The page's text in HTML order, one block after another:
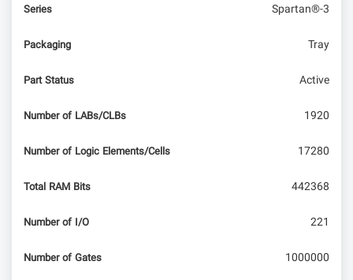
Series Spartan®-3
Packaging Tray
Part Status Active
Number of LABs/CLBs 1920
Number of Logic Elements/Cells 17280
Total RAM Bits 442368
Number of I/O 221
Number of Gates 1000000